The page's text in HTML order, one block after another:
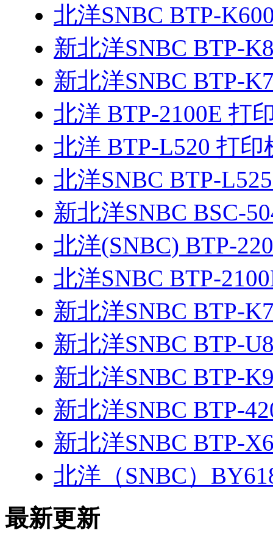
北洋SNBC BTP-
新北洋SNBC BTP-
新北洋SNBC BTP-
北洋 BTP-2100E 打
北洋 BTP-L520 打印
北洋SNBC BTP-
新北洋SNBC BSC-
北洋(SNBC) BTP-
北洋SNBC BTP-
新北洋SNBC BTP-
新北洋SNBC BTP-
新北洋SNBC BTP-
新北洋SNBC BTP-
新北洋SNBC BTP-
北洋（SNBC）
最新更新